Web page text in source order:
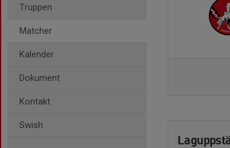
Truppen
Matcher
Kalender
Dokument
Kontakt
Swish